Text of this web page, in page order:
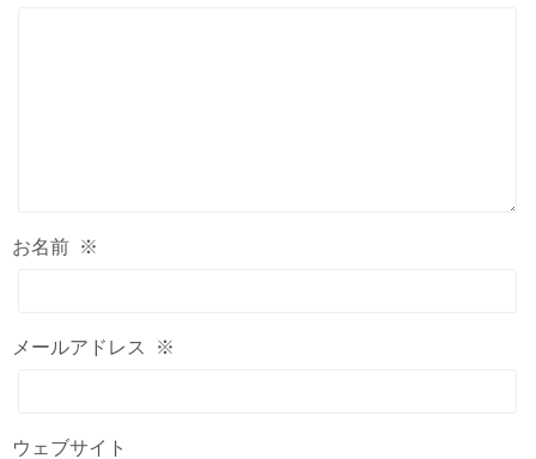
お名前 ※
メールアドレス ※
ウェブサイト